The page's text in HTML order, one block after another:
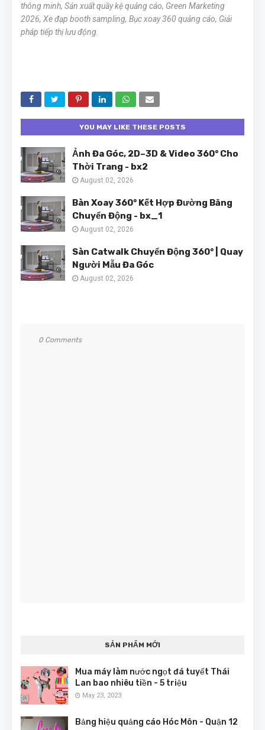
thông minh, Sản xuất quầy kệ quảng cáo, Green Marketing
2026, Xe đạp booth sampling, Bục xoay 360 quảng cáo, Giải
pháp tiếp thị lưu động.
YOU MAY LIKE THESE POSTS
Ảnh Đa Góc, 2D–3D & Video 360° Cho
Thời Trang - bx2
August 02, 2026
Bàn Xoay 360° Kết Hợp Đường Băng
Chuyển Động - bx_1
August 02, 2026
Sàn Catwalk Chuyển Động 360° | Quay
Người Mẫu Đa Góc
August 02, 2026
0 Comments
SẢN PHẨM MỚI
Mua máy làm nước ngọt đá tuyết Thái
Lan bao nhiêu tiền - 5 triệu
May 23, 2023
Bảng hiệu quảng cáo Hóc Môn - Quận 12